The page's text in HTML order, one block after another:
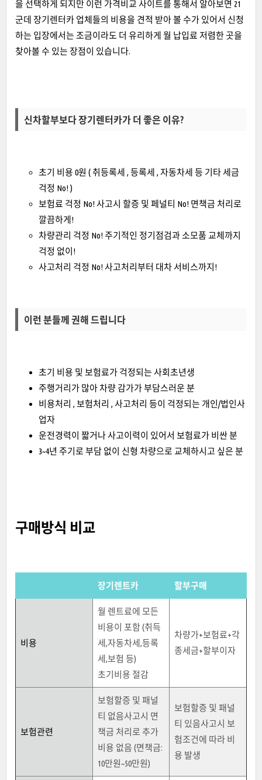
을 선택하게 되지만 이런 가격비교 사이트를 통해서 알아보면 21
군데 장기렌터카 업체들의 비용을 견적 받아 볼 수가 있어서 신청
하는 입장에서는 조금이라도 더 유리하게 월 납입료 저렴한 곳을
찾아볼 수 있는 장점이 있습니다.
신차할부보다 장기렌터카가 더 좋은 이유?
초기 비용 0원 ( 취등록세 , 등록세 , 자동차세 등 기타 세금
걱정 No! )
보험료 걱정 No! 사고시 할증 및 페널티 No! 면책금 처리로
깔끔하게!
차량관리 걱정 No! 주기적인 정기점검과 소모품 교체까지
걱정 없이!
사고처리 걱정 No! 사고처리부터 대차 서비스까지!
이런 분들께 권해 드립니다
초기 비용 및 보험료가 걱정되는 사회초년생
주행거리가 많아 차량 감가가 부담스러운 분
비용처리 , 보험처리 , 사고처리 등이 걱정되는 개인/법인사
업자
운전경력이 짧거나 사고이력이 있어서 보험료가 비싼 분
3~4년 주기로 부담 없이 신형 차량으로 교체하시고 싶은 분
구매방식 비교
장기렌트카 할부구매
비용
월 렌트료에 모든
비용이 포함 (취득
세,자동차세,등록
세,보험 등)
초기비용 절감
차량가+보험료+각
종세금+할부이자
보험관련
보험할증 및 패널
티 없음사고시 면
책금 처리로 추가
비용 없음 (면책금:
10만원~50만원)
보험할증 및 패널
티 있음사고시 보
험조건에 따라 비
용 발생